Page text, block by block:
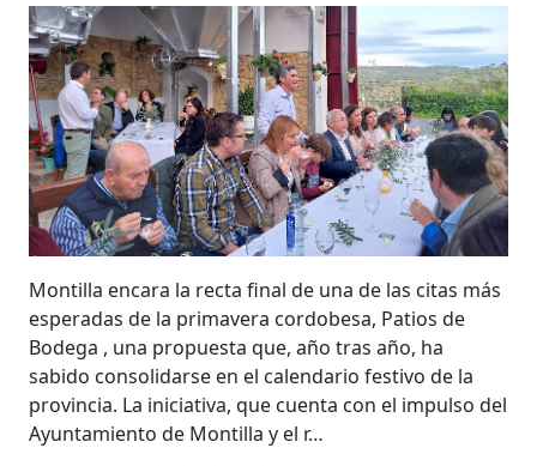
Montilla encara la recta final de una de las citas más
esperadas de la primavera cordobesa, Patios de
Bodega , una propuesta que, año tras año, ha
sabido consolidarse en el calendario festivo de la
provincia. La iniciativa, que cuenta con el impulso del
Ayuntamiento de Montilla y el r…